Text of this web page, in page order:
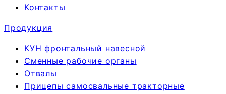
Контакты
Продукция
КУН фронтальный навесной
Сменные рабочие органы
Отвалы
Прицепы самосвальные тракторные